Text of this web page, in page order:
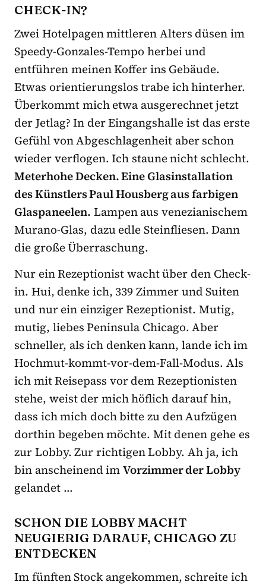
CHECK-IN?
Zwei Hotelpagen mittleren Alters düsen im
Speedy-Gonzales-Tempo herbei und
entführen meinen Koffer ins Gebäude.
Etwas orientierungslos trabe ich hinterher.
Überkommt mich etwa ausgerechnet jetzt
der Jetlag? In der Eingangshalle ist das erste
Gefühl von Abgeschlagenheit aber schon
wieder verflogen. Ich staune nicht schlecht.
Meterhohe Decken. Eine Glasinstallation
des Künstlers Paul Housberg aus farbigen
Glaspaneelen. Lampen aus venezianischem
Murano-Glas, dazu edle Steinfliesen. Dann
die große Überraschung.
Nur ein Rezeptionist wacht über den Check-
in. Hui, denke ich, 339 Zimmer und Suiten
und nur ein einziger Rezeptionist. Mutig,
mutig, liebes Peninsula Chicago. Aber
schneller, als ich denken kann, lande ich im
Hochmut-kommt-vor-dem-Fall-Modus. Als
ich mit Reisepass vor dem Rezeptionisten
stehe, weist der mich höflich darauf hin,
dass ich mich doch bitte zu den Aufzügen
dorthin begeben möchte. Mit denen gehe es
zur Lobby. Zur richtigen Lobby. Ah ja, ich
bin anscheinend imVorzimmer der Lobby
gelandet …
SCHON DIE LOBBY MACHT
NEUGIERIG DARAUF, CHICAGO ZU
ENTDECKEN
Im fünften Stock angekommen, schreite ich